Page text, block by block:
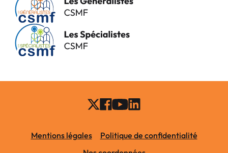
Mentions légales
Politique de confidentialité